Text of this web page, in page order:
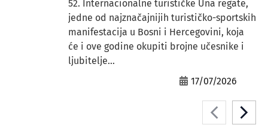
52. Internacionalne turističke Una regate,
jedne od najznačajnijih turističko-sportskih
manifestacija u Bosni i Hercegovini, koja
će i ove godine okupiti brojne učesnike i
ljubitelje...
17/07/2026